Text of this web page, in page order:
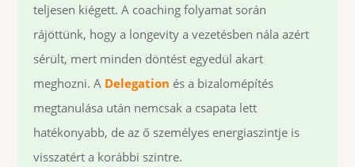
teljesen kiégett. A coaching folyamat során
rájöttünk, hogy a longevity a vezetésben nála azért
sérült, mert minden döntést egyedül akart
meghozni. A Delegation és a bizalomépítés
megtanulása után nemcsak a csapata lett
hatékonyabb, de az ő személyes energiaszintje is
visszatért a korábbi szintre.